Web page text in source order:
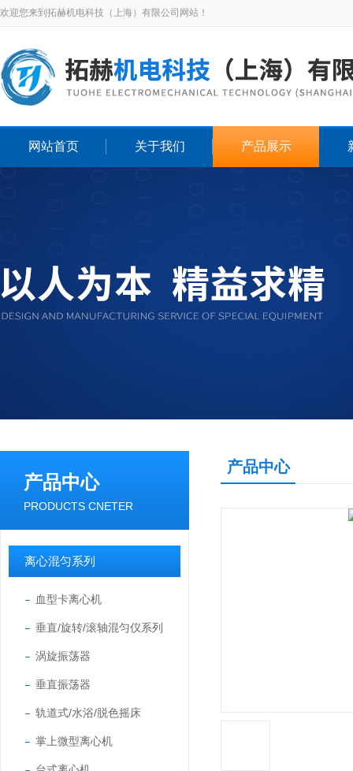
欢迎您来到拓赫机电科技（上海）有限公司网站！
网站首页 关于我们 产品展示
产品中心
PRODUCTS CNETER
离心混匀系列
血型卡离心机
垂直/旋转/滚轴混匀仪系列
涡旋振荡器
垂直振荡器
轨道式/水浴/脱色摇床
掌上微型离心机
产品中心